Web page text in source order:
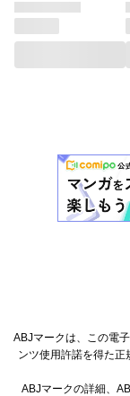
ABJマークは、この電
ンツ使用許諾を得た
ABJマークの詳細、